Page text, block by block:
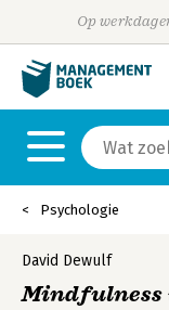
Op
Psychologie
David Dewulf
Mindfulness